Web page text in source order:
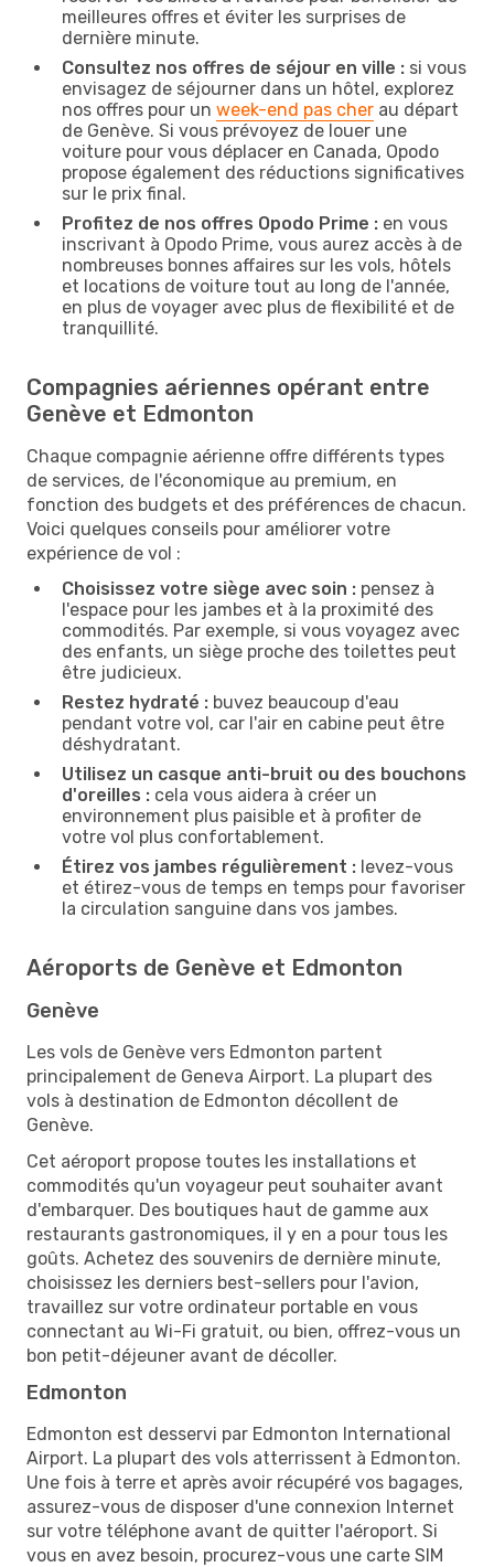
meilleures offres et éviter les surprises de
dernière minute.
Consultez nos offres de séjour en ville : si vous
envisagez de séjourner dans un hôtel, explorez
nos offres pour un week-end pas cher au départ
de Genève. Si vous prévoyez de louer une
voiture pour vous déplacer en Canada, Opodo
propose également des réductions significatives
sur le prix final.
Profitez de nos offres Opodo Prime : en vous
inscrivant à Opodo Prime, vous aurez accès à de
nombreuses bonnes affaires sur les vols, hôtels
et locations de voiture tout au long de l'année,
en plus de voyager avec plus de flexibilité et de
tranquillité.
Compagnies aériennes opérant entre
Genève et Edmonton
Chaque compagnie aérienne offre différents types
de services, de l'économique au premium, en
fonction des budgets et des préférences de chacun.
Voici quelques conseils pour améliorer votre
expérience de vol :
Choisissez votre siège avec soin : pensez à
l'espace pour les jambes et à la proximité des
commodités. Par exemple, si vous voyagez avec
des enfants, un siège proche des toilettes peut
être judicieux.
Restez hydraté : buvez beaucoup d'eau
pendant votre vol, car l'air en cabine peut être
déshydratant.
Utilisez un casque anti-bruit ou des bouchons
d'oreilles : cela vous aidera à créer un
environnement plus paisible et à profiter de
votre vol plus confortablement.
Étirez vos jambes régulièrement : levez-vous
et étirez-vous de temps en temps pour favoriser
la circulation sanguine dans vos jambes.
Aéroports de Genève et Edmonton
Genève
Les vols de Genève vers Edmonton partent
principalement de Geneva Airport. La plupart des
vols à destination de Edmonton décollent de
Genève.
Cet aéroport propose toutes les installations et
commodités qu'un voyageur peut souhaiter avant
d'embarquer. Des boutiques haut de gamme aux
restaurants gastronomiques, il y en a pour tous les
goûts. Achetez des souvenirs de dernière minute,
choisissez les derniers best-sellers pour l'avion,
travaillez sur votre ordinateur portable en vous
connectant au Wi-Fi gratuit, ou bien, offrez-vous un
bon petit-déjeuner avant de décoller.
Edmonton
Edmonton est desservi par Edmonton International
Airport. La plupart des vols atterrissent à Edmonton.
Une fois à terre et après avoir récupéré vos bagages,
assurez-vous de disposer d'une connexion Internet
sur votre téléphone avant de quitter l'aéroport. Si
vous en avez besoin, procurez-vous une carte SIM